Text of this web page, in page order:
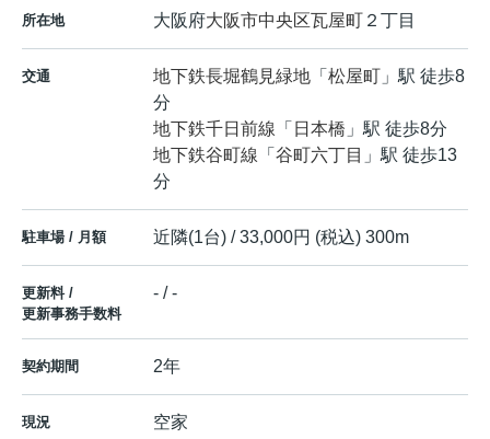
所在地 大阪府大阪市中央区瓦屋町 ２丁目
交通 地下鉄長堀鶴見緑地 「 松屋町 」駅 徒歩8
分
地下鉄千日前線 「 日本橋 」駅 徒歩8分
地下鉄谷町線 「 谷町六丁目 」駅 徒歩13
分
駐車場 / 月額 近隣(1台) / 33,000円 (税込) 300m
更新料 /
更新事務手数料
- / -
契約期間 2年
現況 空家